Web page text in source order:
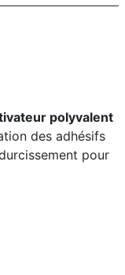
polyvalent
des adhésifs
pour